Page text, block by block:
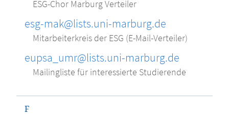
ESG-Chor Marburg Verteiler
esg-mak@lists.uni-marburg.de
Mitarbeiterkreis der ESG (E-Mail-Verteiler)
eupsa_umr@lists.uni-marburg.de
Mailingliste für interessierte Studierende
F